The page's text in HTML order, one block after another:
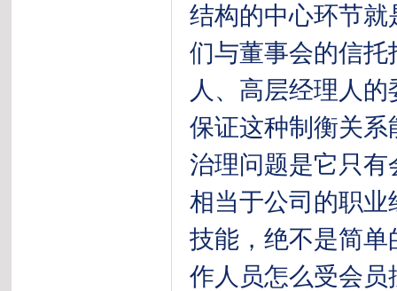
结构的中心环节
们与董事会的信
人、高层经理人
保证这种制衡关
治理问题是它只
相当于公司的职
技能，绝不是简
作人员怎么受会